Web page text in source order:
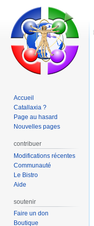
Accueil
Catallaxia ?
Page au hasard
Nouvelles pages
contribuer
Modifications récentes
Communauté
Le Bistro
Aide
soutenir
Faire un don
Boutique